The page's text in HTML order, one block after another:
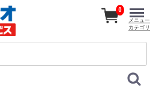
0
メニュー
カテゴリ